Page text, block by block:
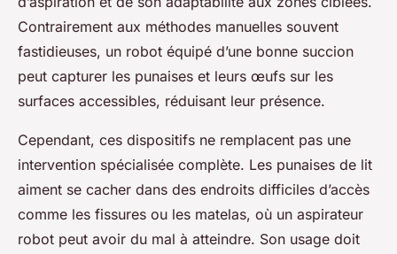
Contrairement aux méthodes manuelles souvent
fastidieuses, un robot équipé d’une bonne succion
peut capturer les punaises et leurs œufs sur les
surfaces accessibles, réduisant leur présence.
Cependant, ces dispositifs ne remplacent pas une
intervention spécialisée complète. Les punaises de lit
aiment se cacher dans des endroits difficiles d’accès
comme les fissures ou les matelas, où un aspirateur
robot peut avoir du mal à atteindre. Son usage doit